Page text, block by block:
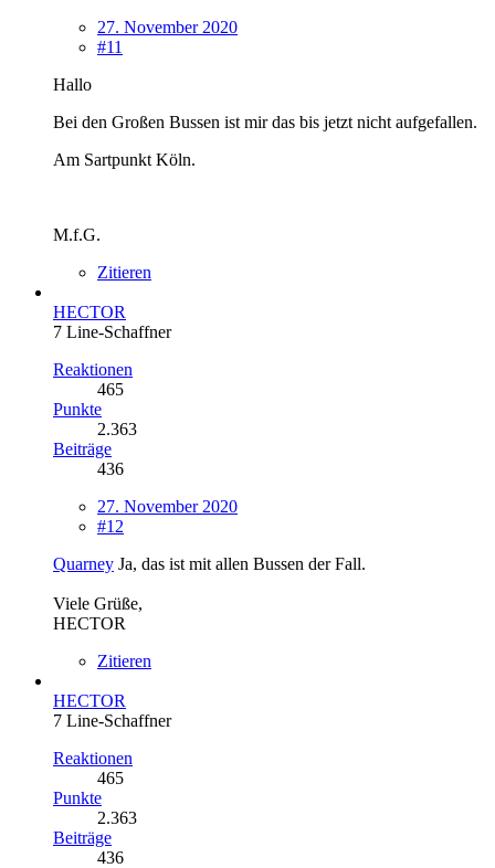
27. November 2020
#11
Hallo
Bei den Großen Bussen ist mir das bis jetzt nicht aufgefallen.
Am Sartpunkt Köln.
M.f.G.
Zitieren
HECTOR
7 Line-Schaffner
Reaktionen
465
Punkte
2.363
Beiträge
436
27. November 2020
#12
Quarney Ja, das ist mit allen Bussen der Fall.
Viele Grüße,
HECTOR
Zitieren
HECTOR
7 Line-Schaffner
Reaktionen
465
Punkte
2.363
Beiträge
436